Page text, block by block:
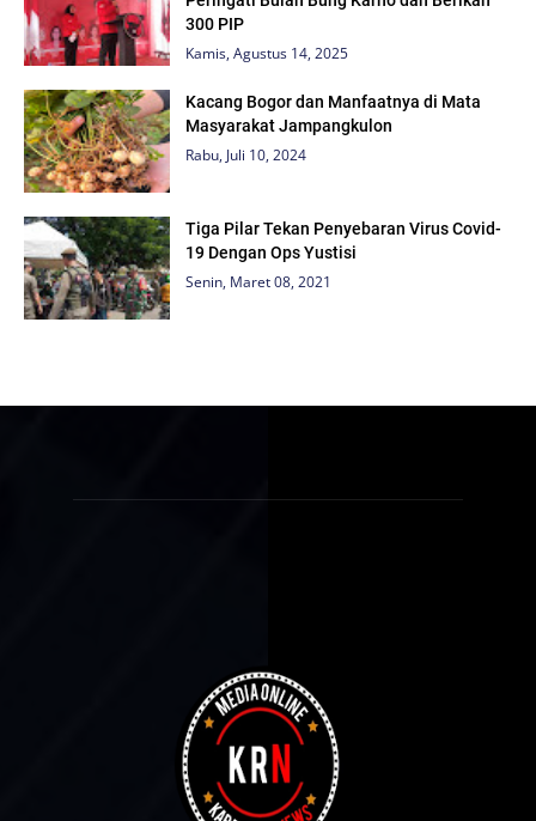
300 PIP
Kamis, Agustus 14, 2025
Kacang Bogor dan Manfaatnya di Mata
Masyarakat Jampangkulon
Rabu, Juli 10, 2024
Tiga Pilar Tekan Penyebaran Virus Covid-
19 Dengan Ops Yustisi
Senin, Maret 08, 2021